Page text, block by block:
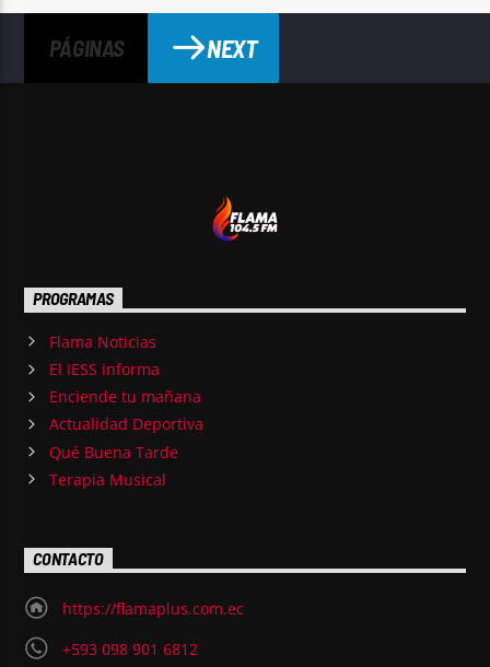
PÁGINAS NEXT
PROGRAMAS
Flama Noticias
El IESS informa
Enciende tu mañana
Actualidad Deportiva
Qué Buena Tarde
Terapia Musical
CONTACTO
https://flamaplus.com.ec
+593 098 901 6812